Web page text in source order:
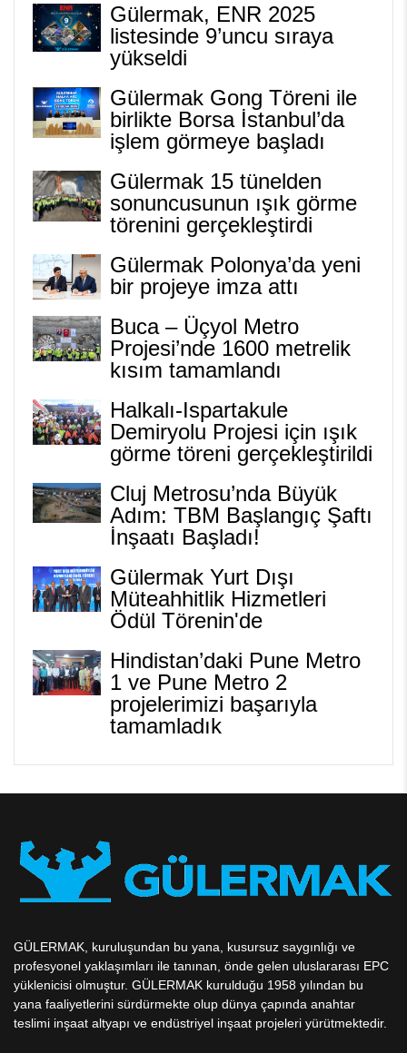
Gülermak, ENR 2025
listesinde 9’uncu sıraya
yükseldi
Gülermak Gong Töreni ile
birlikte Borsa İstanbul’da
işlem görmeye başladı
Gülermak 15 tünelden
sonuncusunun ışık görme
törenini gerçekleştirdi
Gülermak Polonya’da yeni
bir projeye imza attı
Buca – Üçyol Metro
Projesi’nde 1600 metrelik
kısım tamamlandı
Halkalı-Ispartakule
Demiryolu Projesi için ışık
görme töreni gerçekleştirildi
Cluj Metrosu’nda Büyük
Adım: TBM Başlangıç Şaftı
İnşaatı Başladı!
Gülermak Yurt Dışı
Müteahhitlik Hizmetleri
Ödül Törenin'de
Hindistan’daki Pune Metro
1 ve Pune Metro 2
projelerimizi başarıyla
tamamladık
GÜLERMAK, kuruluşundan bu yana, kusursuz saygınlığı ve
profesyonel yaklaşımları ile tanınan, önde gelen uluslararası EPC
yüklenicisi olmuştur. GÜLERMAK kurulduğu 1958 yılından bu
yana faaliyetlerini sürdürmekte olup dünya çapında anahtar
teslimi inşaat altyapı ve endüstriyel inşaat projeleri yürütmektedir.